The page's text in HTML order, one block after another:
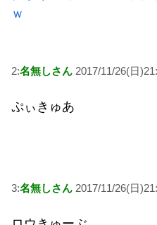
ｗ
2:名無しさん 2017/11/26(日
ぷぃきゅあ
3:名無しさん 2017/11/26(日